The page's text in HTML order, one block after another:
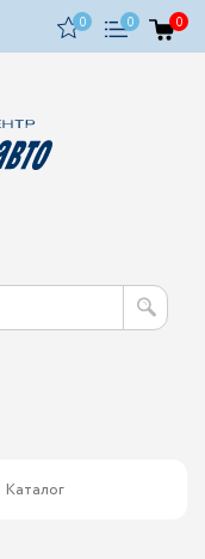
0 0 0
Каталог